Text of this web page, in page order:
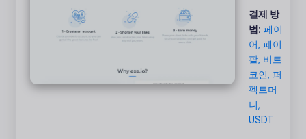
있는 무
료 도구
이며,
무료일
뿐만 아
니라 유
료이기
도 합니
결제 방
법: 페이
어, 페이
팔, 비트
코인, 퍼
펙트머
니,
USDT